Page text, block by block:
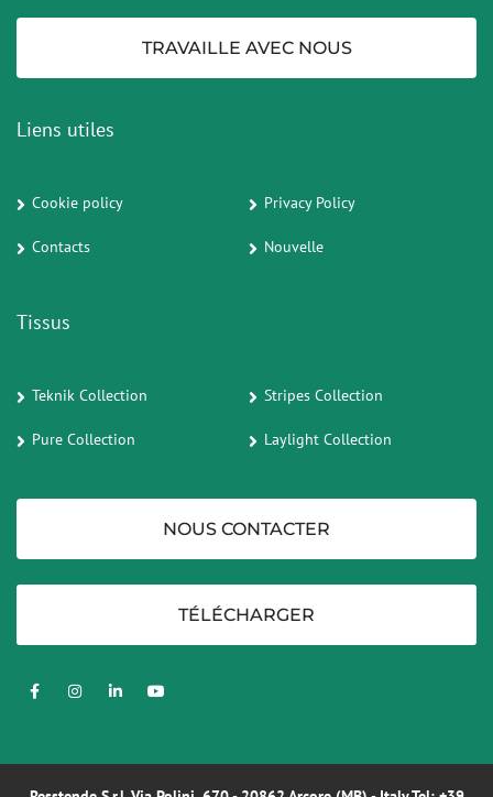
TRAVAILLE AVEC NOUS
Liens utiles
Cookie policy Privacy Policy
Contacts Nouvelle
Tissus
Teknik Collection Stripes Collection
Pure Collection Laylight Collection
NOUS CONTACTER
TÉLÉCHARGER